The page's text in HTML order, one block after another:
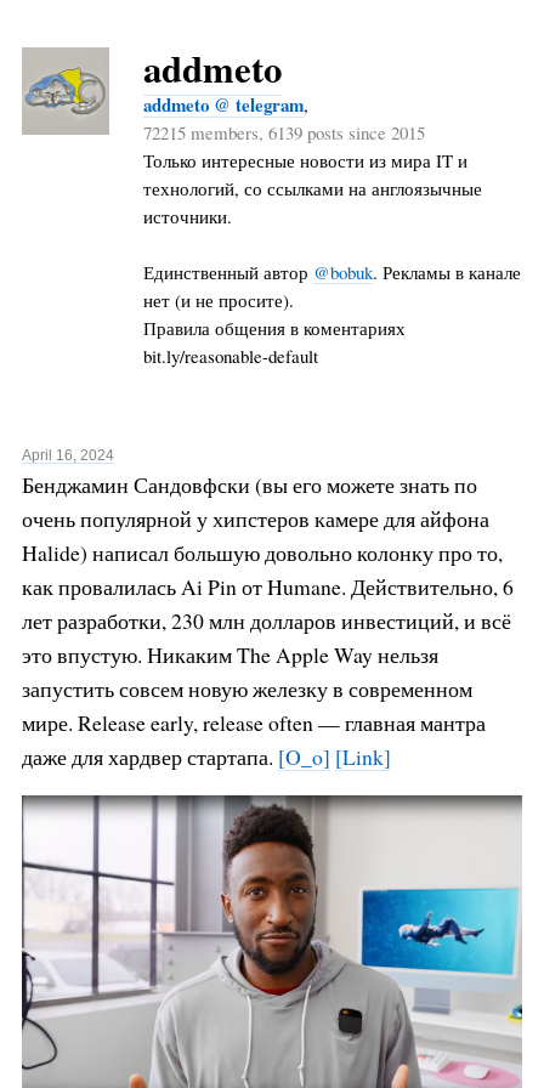
addmeto
addmeto @ telegram,
72215 members, 6139 posts since 2015
Только интересные новости из мира IT и
технологий, со ссылками на англоязычные
источники.
Единственный автор @bobuk. Рекламы в канале
нет (и не просите).
Правила общения в коментариях
bit.ly/reasonable-default
April 16, 2024
Бенджамин Сандовфски (вы его можете знать по
очень популярной у хипстеров камере для айфона
Halide) написал большую довольно колонку про то,
как провалилась Ai Pin от Humane. Действительно, 6
лет разработки, 230 млн долларов инвестиций, и всё
это впустую. Никаким The Apple Way нельзя
запустить совсем новую железку в современном
мире. Release early, release often — главная мантра
даже для хардвер стартапа. [O_o] [Link]